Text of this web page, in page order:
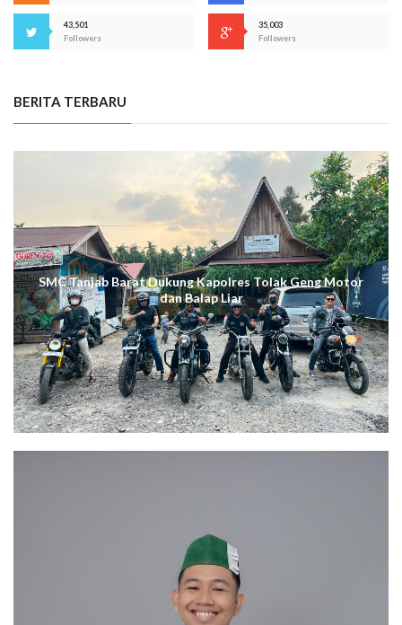
43,501
Followers
35,003
Followers
BERITA TERBARU
SMC Tanjab Barat Dukung Kapolres Tolak Geng Motor
dan Balap Liar